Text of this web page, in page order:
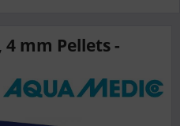
mm Pellets -